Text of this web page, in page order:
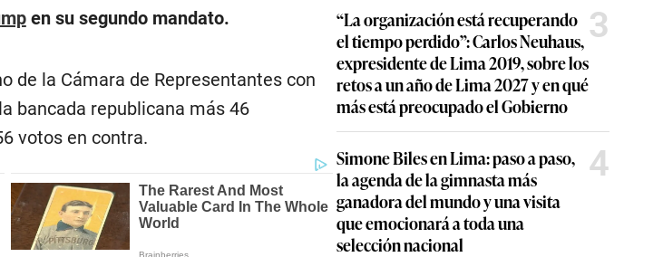
en su segundo mandato.
de la Cámara de Representantes con
bancada republicana más 46
votos en contra.
“La organización está recuperando
el tiempo perdido”: Carlos Neuhaus,
expresidente de Lima 2019, sobre los
retos a un año de Lima 2027 y en qué
más está preocupado el Gobierno
3
Simone Biles en Lima: paso a paso,
la agenda de la gimnasta más
ganadora del mundo y una visita
que emocionará a toda una
selección nacional
4